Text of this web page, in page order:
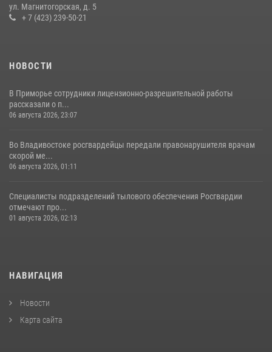
16 июля 2026, 01:13
ул. Магнитогорская, д. 5
+ 7 (423) 239-50-21
НОВОСТИ
В Приморье сотрудники лицензионно-разрешительной работы
рассказали о п...
06 августа 2026, 23:07
Во Владивостоке росгвардейцы передали правонарушителя врачам
скорой ме...
06 августа 2026, 01:11
Специалисты подразделений тылового обеспечения Росгвардии
отмечают про...
01 августа 2026, 02:13
НАВИГАЦИЯ
Новости
Карта сайта